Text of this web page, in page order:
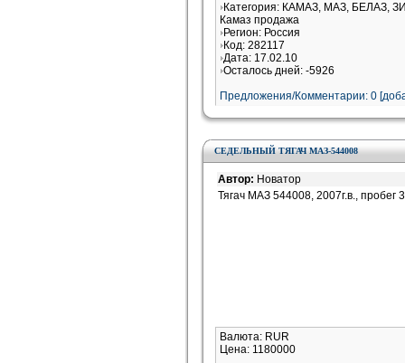
Категория: КАМАЗ, МАЗ, БЕЛАЗ,
Камаз продажа
Регион: Россия
Код: 282117
Дата: 17.02.10
Осталось дней: -5926
Предложения/Комментарии: 0
СЕДЕЛЬНЫЙ ТЯГАЧ МАЗ-544008
Автор: Новатор
Тягач МАЗ 544008, 2007г.в., пробег
Валюта: RUR
Цена: 1180000